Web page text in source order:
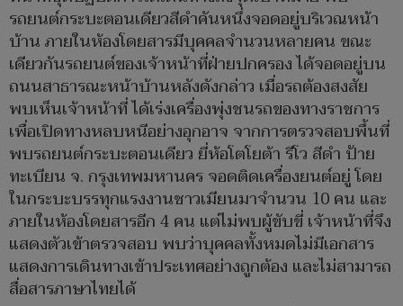
รถยนต์กระบะตอนเดียวสีดำคันหนึ่งจอดอยู่บริเวณหน้า
บ้าน ภายในห้องโดยสารมีบุคคลจำนวนหลายคน ขณะ
เดียวกันรถยนต์ของเจ้าหน้าที่ฝ่ายปกครอง ได้จอดอยู่บน
ถนนสาธารณะหน้าบ้านหลังดังกล่าว เมื่อรถต้องสงสัย
พบเห็นเจ้าหน้าที่ ได้เร่งเครื่องพุ่งชนรถของทางราชการ
เพื่อเปิดทางหลบหนีอย่างอุกอาจ จากการตรวจสอบพื้นที่
พบรถยนต์กระบะตอนเดียว ยี่ห้อโตโยต้า รีโว สีดำ ป้าย
ทะเบียน จ. กรุงเทพมหานคร จอดติดเครื่องยนต์อยู่ โดย
ในกระบะบรรทุกแรงงานชาวเมียนมาจำนวน 10 คน และ
ภายในห้องโดยสารอีก 4 คน แต่ไม่พบผู้ขับขี่ เจ้าหน้าที่จึง
แสดงตัวเข้าตรวจสอบ พบว่าบุคคลทั้งหมดไม่มีเอกสาร
แสดงการเดินทางเข้าประเทศอย่างถูกต้อง และไม่สามารถ
สื่อสารภาษาไทยได้